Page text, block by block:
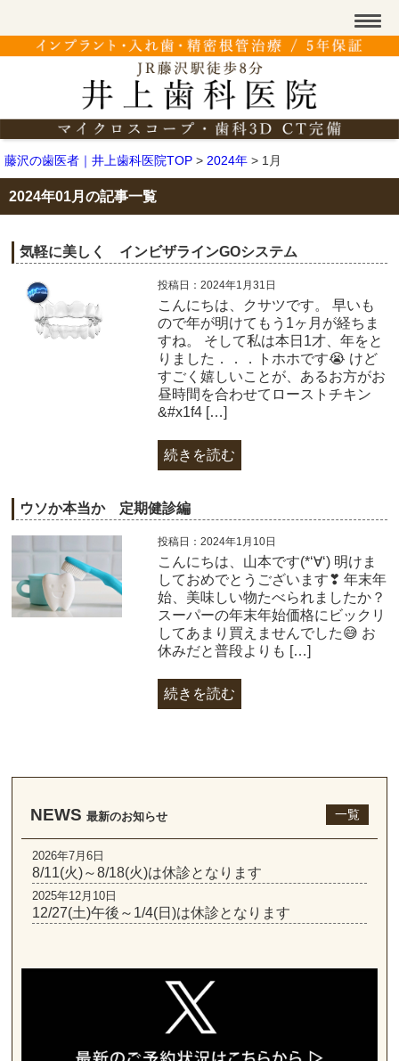
藤沢の歯医者｜井上歯科医院TOP > 2024年 > 1月
2024年01月の記事一覧
気軽に美しく インビザラインGOシステム
投稿日：2024年1月31日
こんにちは、クサツです。 早いも
ので年が明けてもう1ヶ月が経ちま
すね。 そして私は本日1才、年をと
りました．．．トホホです😭 けど
すごく嬉しいことが、あるお方がお
昼時間を合わせてローストチキン
&#x1f4 […]
続きを読む
ウソか本当か 定期健診編
投稿日：2024年1月10日
こんにちは、山本です(*‘∀‘) 明けま
しておめでとうございます❣ 年末年
始、美味しい物たべられましたか？
スーパーの年末年始価格にビックリ
してあまり買えませんでした😅 お
休みだと普段よりも […]
続きを読む
NEWS 最新のお知らせ 一覧
2026年7月6日
8/11(火)～8/18(火)は休診となります
2025年12月10日
12/27(土)午後～1/4(日)は休診となります